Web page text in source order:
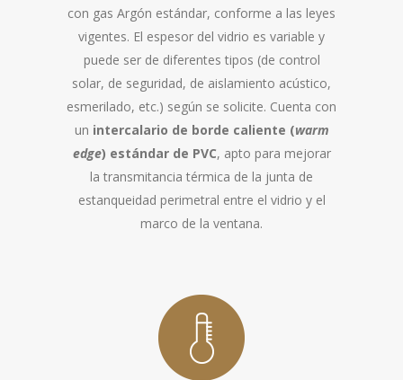
con gas Argón estándar, conforme a las leyes
vigentes. El espesor del vidrio es variable y
puede ser de diferentes tipos (de control
solar, de seguridad, de aislamiento acústico,
esmerilado, etc.) según se solicite. Cuenta con
un intercalario de borde caliente (warm
edge) estándar de PVC, apto para mejorar
la transmitancia térmica de la junta de
estanqueidad perimetral entre el vidrio y el
marco de la ventana.